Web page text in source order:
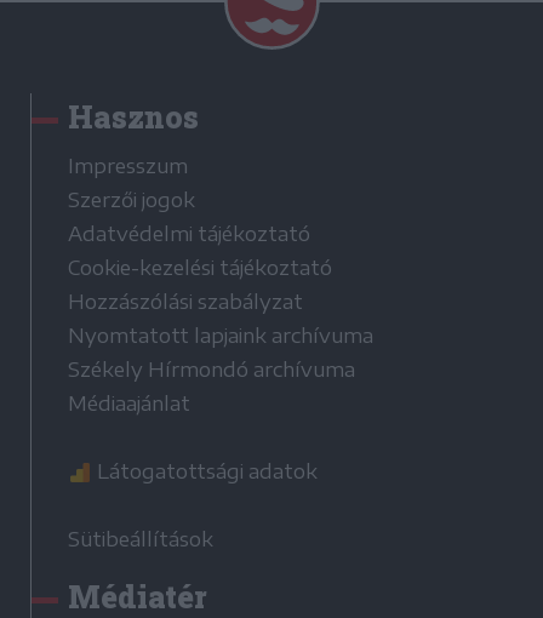
Hasznos
Impresszum
Szerzői jogok
Adatvédelmi tájékoztató
Cookie-kezelési tájékoztató
Hozzászólási szabályzat
Nyomtatott lapjaink archívuma
Székely Hírmondó archívuma
Médiaajánlat
Látogatottsági adatok
Sütibeállítások
Médiatér